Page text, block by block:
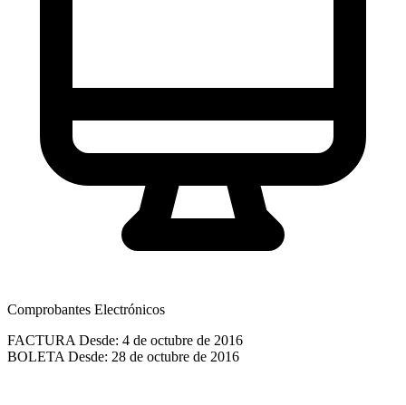
Comprobantes Electrónicos
FACTURA Desde: 4 de octubre de 2016
BOLETA Desde: 28 de octubre de 2016